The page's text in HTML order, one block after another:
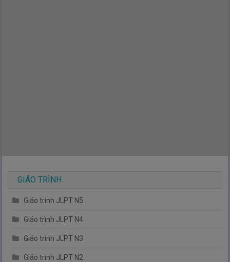
GIÁO TRÌNH
Giáo trình JLPT N5
Giáo trình JLPT N4
Giáo trình JLPT N3
Giáo trình JLPT N2